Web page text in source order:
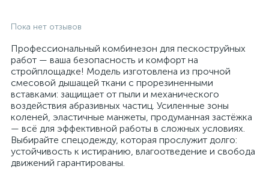
Пока нет отзывов
Профессиональный комбинезон для пескоструйных
работ — ваша безопасность и комфорт на
стройплощадке! Модель изготовлена из прочной
смесовой дышащей ткани с прорезиненными
вставками: защищает от пыли и механического
воздействия абразивных частиц. Усиленные зоны
коленей, эластичные манжеты, продуманная застёжка
— всё для эффективной работы в сложных условиях.
Выбирайте спецодежду, которая прослужит долго:
устойчивость к истиранию, влагоотведение и свобода
движений гарантированы.